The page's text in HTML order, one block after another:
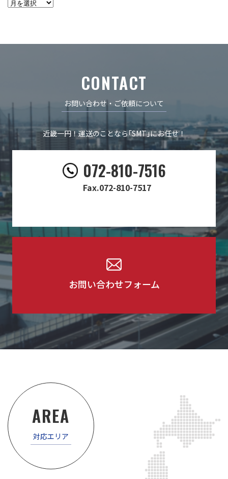
CONTACT
お問い合わせ・ご依頼について
近畿一円！運送のことなら｢SMT｣にお任せ！
​​072-810-7516
Fax.072-810-7517
お問い合わせフォーム
AREA
対応エリア